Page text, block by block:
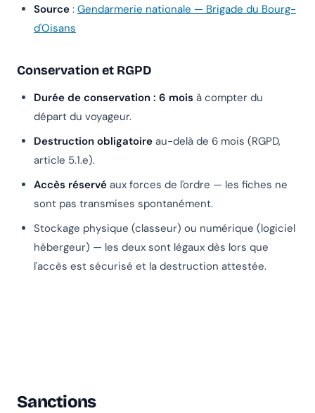
Source : Gendarmerie nationale — Brigade du Bourg-
d'Oisans
Conservation et RGPD
Durée de conservation : 6 mois à compter du
départ du voyageur.
Destruction obligatoire au-delà de 6 mois (RGPD,
article 5.1.e).
Accès réservé aux forces de l'ordre — les fiches ne
sont pas transmises spontanément.
Stockage physique (classeur) ou numérique (logiciel
hébergeur) — les deux sont légaux dès lors que
l'accès est sécurisé et la destruction attestée.
Sanctions